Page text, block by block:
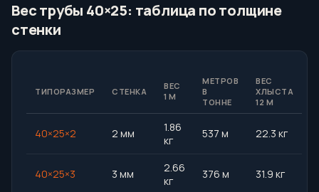
Вес трубы 40×25: таблица по толщине
стенки
ТИПОРАЗМЕР СТЕНКА
ВЕС
1 М
МЕТРОВ
В
ТОННЕ
ВЕС
ХЛЫСТА
12 М
40×25×2 2 мм
1.86
кг
537 м 22.3 кг
40×25×3 3 мм
2.66
кг
376 м 31.9 кг